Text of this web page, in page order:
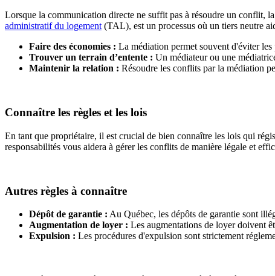
Lorsque la communication directe ne suffit pas à résoudre un conflit,
administratif du logement (TAL), est un processus où un tiers neutre
Faire des économies : La médiation permet souvent d'éviter
Trouver un terrain d’entente : Un médiateur ou une
Maintenir la relation : Résoudre les conflits par la médiation
Connaître les règles et les lois
En tant que propriétaire, il est crucial de bien connaître les lois qui
responsabilités vous aidera à gérer les conflits de manière légale et
Autres règles à connaître
Dépôt de garantie : Au Québec, les dépôts de garantie sont
Augmentation de loyer : Les augmentations de loyer doivent
Expulsion : Les procédures d'expulsion sont strictement